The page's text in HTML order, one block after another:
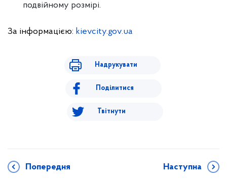
подвійному розмірі.
За інформацією: kievcity.gov.ua
Надрукувати
Поділитися
Твітнути
Попередня Наступна